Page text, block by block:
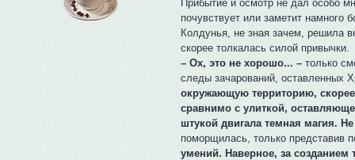
Прибытие и осмотр не дал особо
почувствует или заметит намного
Колдунья, не зная зачем, решила
скорее толкалась силой привычки.
– Ох, это не хорошо... – только
следы зачарований, оставленных
окружающую территорию,
сравнимо с улиткой,
штукой двигала темная магия.
поморщилась, только представив
умений. Наверное, за созданием